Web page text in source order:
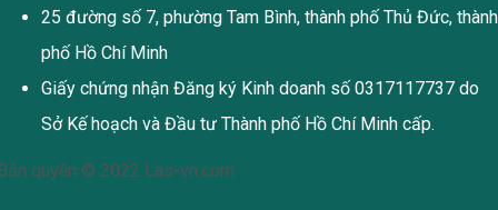
25 đường số 7, phường Tam Bình, thành phố Thủ Đức, thành
phố Hồ Chí Minh
Giấy chứng nhận Đăng ký Kinh doanh số 0317117737 do
Sở Kế hoạch và Đầu tư Thành phố Hồ Chí Minh cấp.
quyền © 2022 Las-vn.com